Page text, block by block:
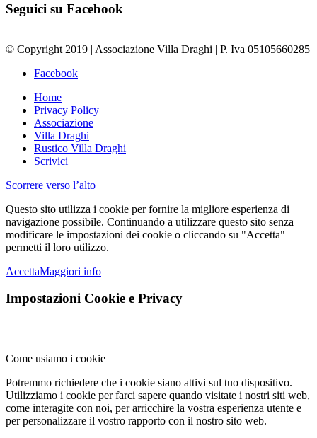
Seguici su Facebook
© Copyright 2019 | Associazione Villa Draghi | P. Iva 05105660285
Facebook
Home
Privacy Policy
Associazione
Villa Draghi
Rustico Villa Draghi
Scrivici
Scorrere verso l’alto
Questo sito utilizza i cookie per fornire la migliore esperienza di
navigazione possibile. Continuando a utilizzare questo sito senza
modificare le impostazioni dei cookie o cliccando su "Accetta"
permetti il loro utilizzo.
AccettaMaggiori info
Impostazioni Cookie e Privacy
Come usiamo i cookie
Potremmo richiedere che i cookie siano attivi sul tuo dispositivo.
Utilizziamo i cookie per farci sapere quando visitate i nostri siti web,
come interagite con noi, per arricchire la vostra esperienza utente e
per personalizzare il vostro rapporto con il nostro sito web.